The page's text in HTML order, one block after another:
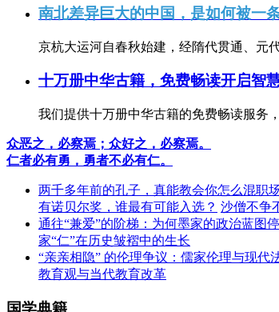
南北差异巨大的中国，是如何被一
京杭大运河自春秋始建，经隋代贯通、元
十万册中华古籍，免费畅读开启智
我们提供十万册中华古籍的免费畅读服务
众恶之，必察焉；众好之，必察焉。
仁者必有勇，勇者不必有仁。
两千多年前的孔子，真能教会你怎么混职
有诺贝尔奖，谁最有可能入选？ 沙僧不争
通往“兼爱”的阶梯：为何墨家的政治蓝图
家“仁”在历史皱褶中的生长
“亲亲相隐” 的伦理争议：儒家伦理与现代
教育观与当代教育改革
国学典籍